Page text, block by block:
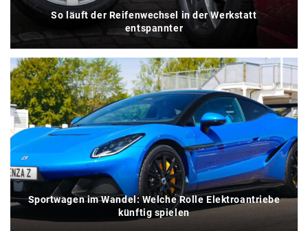
So läuft der Reifenwechsel in der Werkstatt
entspannter
Sportwagen im Wandel: Welche Rolle Elektroantriebe
künftig spielen